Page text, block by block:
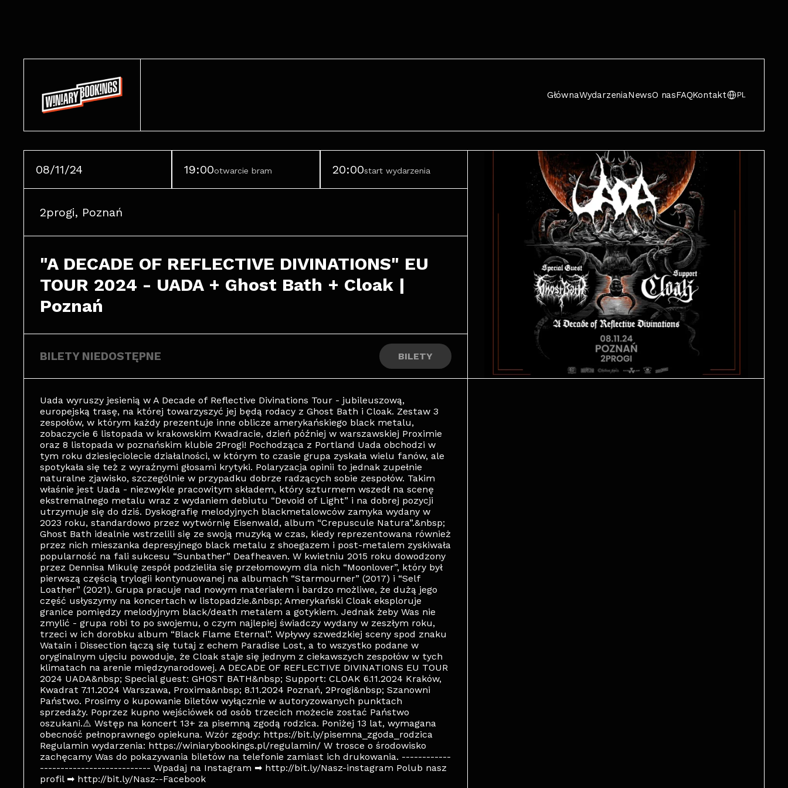
GłównaWydarzeniaNewsO nasFAQKontakt PL
08/11/24 19:00otwarcie bram 20:00start wydarzenia
2progi, Poznań
"A DECADE OF REFLECTIVE DIVINATIONS" EU
TOUR 2024 - UADA + Ghost Bath + Cloak |
Poznań
BILETY NIEDOSTĘPNE BILETY
Uada wyruszy jesienią w A Decade of Reflective Divinations Tour - jubileuszową,
europejską trasę, na której towarzyszyć jej będą rodacy z Ghost Bath i Cloak. Zestaw 3
zespołów, w którym każdy prezentuje inne oblicze amerykańskiego black metalu,
zobaczycie 6 listopada w krakowskim Kwadracie, dzień później w warszawskiej Proximie
oraz 8 listopada w poznańskim klubie 2Progi! Pochodząca z Portland Uada obchodzi w
tym roku dziesięciolecie działalności, w którym to czasie grupa zyskała wielu fanów, ale
spotykała się też z wyraźnymi głosami krytyki. Polaryzacja opinii to jednak zupełnie
naturalne zjawisko, szczególnie w przypadku dobrze radzących sobie zespołów. Takim
właśnie jest Uada - niezwykle pracowitym składem, który szturmem wszedł na scenę
ekstremalnego metalu wraz z wydaniem debiutu “Devoid of Light” i na dobrej pozycji
utrzymuje się do dziś. Dyskografię melodyjnych blackmetalowców zamyka wydany w
2023 roku, standardowo przez wytwórnię Eisenwald, album “Crepuscule Natura”.&nbsp;
Ghost Bath idealnie wstrzelili się ze swoją muzyką w czas, kiedy reprezentowana również
przez nich mieszanka depresyjnego black metalu z shoegazem i post-metalem zyskiwała
popularność na fali sukcesu “Sunbather” Deafheaven. W kwietniu 2015 roku dowodzony
przez Dennisa Mikulę zespół podzieliła się przełomowym dla nich “Moonlover”, który był
pierwszą częścią trylogii kontynuowanej na albumach “Starmourner” (2017) i “Self
Loather” (2021). Grupa pracuje nad nowym materiałem i bardzo możliwe, że dużą jego
część usłyszymy na koncertach w listopadzie.&nbsp; Amerykański Cloak eksploruje
granice pomiędzy melodyjnym black/death metalem a gotykiem. Jednak żeby Was nie
zmylić - grupa robi to po swojemu, o czym najlepiej świadczy wydany w zeszłym roku,
trzeci w ich dorobku album “Black Flame Eternal”. Wpływy szwedzkiej sceny spod znaku
Watain i Dissection łączą się tutaj z echem Paradise Lost, a to wszystko podane w
oryginalnym ujęciu powoduje, że Cloak staje się jednym z ciekawszych zespołów w tych
klimatach na arenie międzynarodowej. A DECADE OF REFLECTIVE DIVINATIONS EU TOUR
2024 UADA&nbsp; Special guest: GHOST BATH&nbsp; Support: CLOAK 6.11.2024 Kraków,
Kwadrat 7.11.2024 Warszawa, Proxima&nbsp; 8.11.2024 Poznań, 2Progi&nbsp; Szanowni
Państwo. Prosimy o kupowanie biletów wyłącznie w autoryzowanych punktach
sprzedaży. Poprzez kupno wejściówek od osób trzecich możecie zostać Państwo
oszukani.⚠️ Wstęp na koncert 13+ za pisemną zgodą rodzica. Poniżej 13 lat, wymagana
obecność pełnoprawnego opiekuna. Wzór zgody: https://bit.ly/pisemna_zgoda_rodzica
Regulamin wydarzenia: https://winiarybookings.pl/regulamin/ W trosce o środowisko
zachęcamy Was do pokazywania biletów na telefonie zamiast ich drukowania. ------------
--------------------------- Wpadaj na Instagram ➡ http://bit.ly/Nasz-instagram Polub nasz
profil ➡ http://bit.ly/Nasz--Facebook